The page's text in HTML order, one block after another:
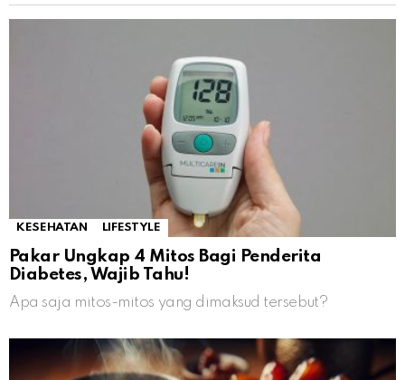
KESEHATAN LIFESTYLE
Pakar Ungkap 4 Mitos Bagi Penderita
Diabetes, Wajib Tahu!
Apa saja mitos-mitos yang dimaksud tersebut?